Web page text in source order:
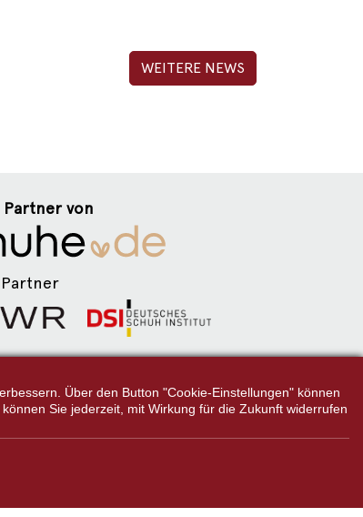
WEITERE NEWS
von
Lieferanten.
Über den Button "Cookie-Einstellungen" können
Sie jederzeit, mit Wirkung für die Zukunft widerrufen